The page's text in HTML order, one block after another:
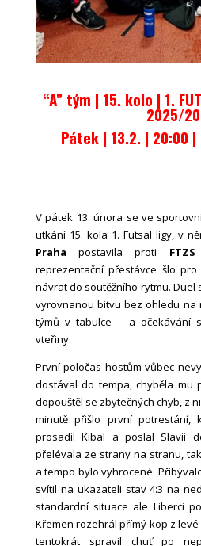
“A” tým | 15. kolo | 1.
2025/
Pátek | 13.2. | 20:00 |
V pátek 13. února se ve
utkání 15. kola 1. Futsal ligy, v
Praha postavila proti
reprezentační přestávce šlo
návrat do soutěžního rytmu. Duel
vyrovnanou bitvu bez ohledu na
týmů v tabulce – a očekávání
vteřiny.
První poločas hostům vůbec
dostával do tempa, chyběla mu
dopouštěl se zbytečných chyb, z
minutě přišlo první potrestání,
prosadil Kibal a poslal Slavii
přelévala ze strany na stranu,
a tempo bylo vyhrocené.
svítil na ukazateli stav 4:3 na
standardní situace ale Liberci
Křemen rozehrál přímý kop z
tentokrát spravil chuť po